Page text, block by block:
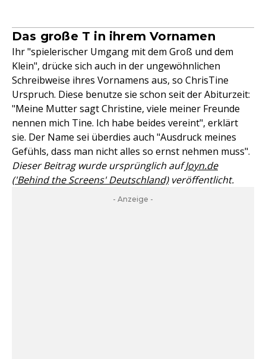
Das große T in ihrem Vornamen
Ihr "spielerischer Umgang mit dem Groß und dem
Klein", drücke sich auch in der ungewöhnlichen
Schreibweise ihres Vornamens aus, so ChrisTine
Urspruch. Diese benutze sie schon seit der Abiturzeit:
"Meine Mutter sagt Christine, viele meiner Freunde
nennen mich Tine. Ich habe beides vereint", erklärt
sie. Der Name sei überdies auch "Ausdruck meines
Gefühls, dass man nicht alles so ernst nehmen muss".
Dieser Beitrag wurde ursprünglich aufJoyn.de
('Behind the Screens' Deutschland)veröffentlicht.
- Anzeige -